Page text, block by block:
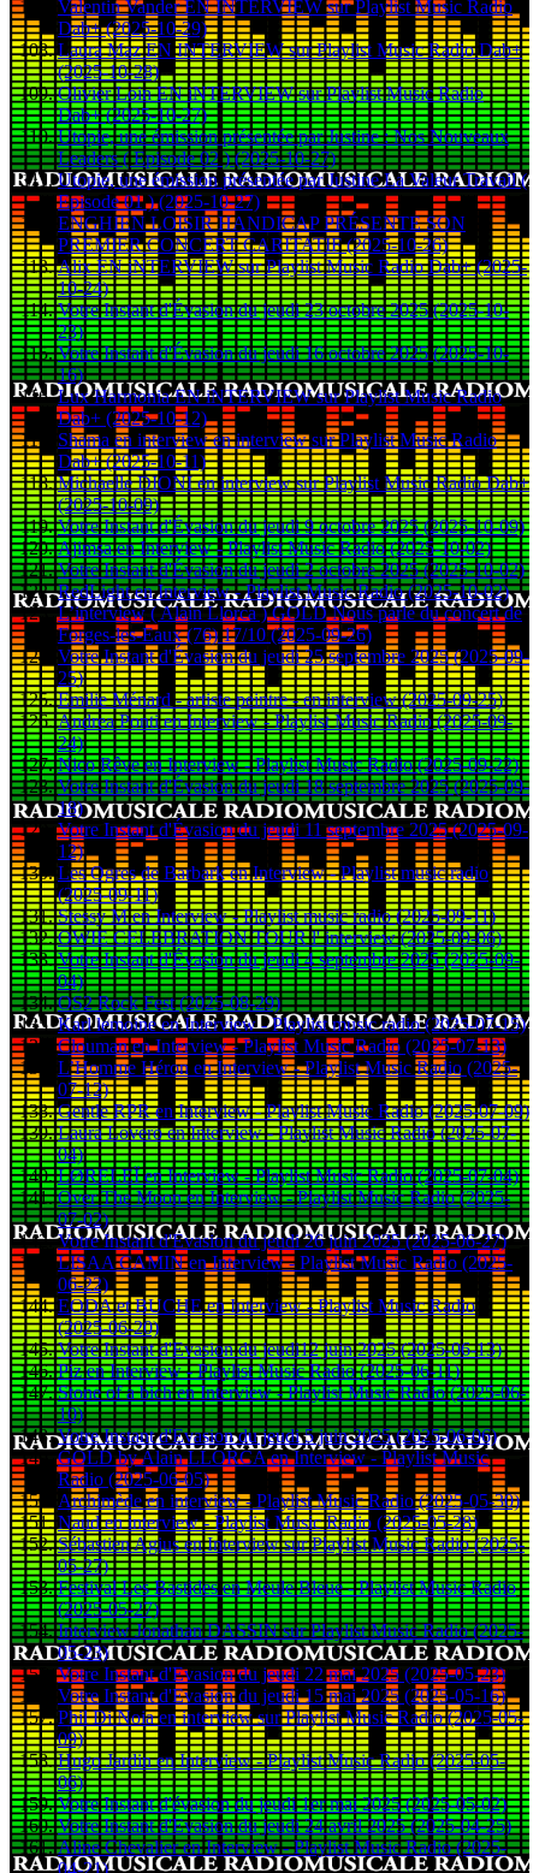
Valentin Vander EN INTERVIEW sur Playlist Music Radio
Dab+ (2025-10-29)
Laura Maz EN INTERVIEW sur Playlist Music Radio Dab+
(2025-10-28)
Olivier Loin EN iNTERVIEW sur Playlist Music Radio
Dab+ (2025-10-27)
Utopie, une émission présentée par Justine : Nos Nouveaux
Leaders ( Episode 02 ) (2025-10-27)
Utopie, une émission présentée par Justine La Valeur Travail (
Episode 01 ) (2025-10-27)
ENGHIEN LOISIR HANDICAP PRÉSENTE SON
PREMIER CONCERT CARITATIF (2025-10-26)
Alix EN iNTERVIEW sur Playlist Music Radio Dab+ (2025-
10-24)
Votre Instant d'Évasion du jeudi 23 octobre 2025 (2025-10-
23)
Votre Instant d'Évasion du jeudi 16 octobre 2025 (2025-10-
16)
Lux Harmonia EN iNTERVIEW sur Playlist Music Radio
Dab+ (2025-10-12)
Shama en interview en interview sur Playlist Music Radio
Dab+ (2025-10-11)
Michaelle DIONI en interview sur Playlist Music Radio Dab+
(2025-10-09)
Votre Instant d'Évasion du jeudi 9 octobre 2025 (2025-10-09)
Ajimsa en Interview - Playlist Music Radio (2025-10-02)
Votre Instant d'Évasion du jeudi 2 octobre 2025 (2025-10-02)
RedLight en Interview - Playlist Music Radio (2025-10-02)
L’interview ( Alain Llorca ) GOLD Nous parle du concert de
Forges-les-Eaux (76) 17/10 (2025-09-26)
Votre Instant d'Évasion du jeudi 25 septembre 2025 (2025-09-
25)
Emilie Ménard - artiste peintre - en interview (2025-09-25)
Andrea Ponti en Interview - Playlist Music Radio (2025-09-
24)
Nico Rêve en Interview - Playlist Music Radio (2025-09-22)
Votre Instant d'Évasion du jeudi 18 septembre 2025 (2025-09-
18)
Votre Instant d'Évasion du jeudi 11 septembre 2025 (2025-09-
12)
Les Ogres de Barbark en Interview - Playlist music radio
(2025-09-11)
Stessy M en Interview - Playlist music radio (2025-09-11)
OWIE CELEBRATION TOUR l' interview (2025-09-06)
Votre Instant d'Évasion du jeudi 4 septembre 2025 (2025-09-
04)
OS2 Rock Fest (2025-08-29)
Karl lemoine en Interview - Playlist music radio (2025-07-15)
Clouman en Interview - Playlist Music Radio (2025-07-13)
L’Homme Héron en Interview - Playlist Music Radio (2025-
07-12)
Gentle RPR en Interview - Playlist Music Radio (2025-07-09)
Laura Lovero en Interview - Playlist Music Radio (2025-07-
04)
LØRELEÏ en Interview - Playlist Music Radio (2025-07-04)
Over The Moon en Interview - Playlist Music Radio (2025-
07-02)
Votre Instant d'Evasion du jeudi 26 juin 2025 (2025-06-27)
LISAA CAMIN en Interview - Playlist Music Radio (2025-
06-22)
EODA et BUCHE en Interview - Playlist Music Radio
(2025-06-20)
Votre Instant d'Evasion du jeudi12 juin 2025 (2025-06-13)
Piz en Interview - Playlist Music Radio (2025-06-11)
Stone of a bich en Interview - Playlist Music Radio (2025-06-
10)
Votre Instant d'Evasion du jeudi 5 juin 2025 (2025-06-06)
GOLD by Alain LLORCA en Interview - Playlist Music
Radio (2025-06-05)
Archimède en interview - Playlist Music Radio (2025-05-30)
Naud en interview - Playlist Music Radio (2025-05-28)
Sébastien Agius en Interview sur Playlist Music Radio (2025-
05-27)
Festival Les Bastides en Meule Bleue - Playlist Music Radio
(2025-05-27)
Interview Jonathan DASSIN sur Playlist Music Radio (2025-
05-23)
Votre Instant d'Evasion du jeudi 22 mai 2025 (2025-05-23)
Votre Instant d'Evasion du jeudi 15 mai 2025 (2025-05-16)
Phil Di Noia en interview sur Playlist Music Radio (2025-05-
09)
Hugo Jardin en Interview - Playlist Music Radio (2025-05-
06)
Votre Instant d'évasion du jeudi 1er mai 2025 (2025-05-02)
Votre Instant d'Evasion du jeudi 24 avril 2025 (2025-04-25)
Aline Chevalier en Interview - Playlist Music Radio (2025-
04-21)